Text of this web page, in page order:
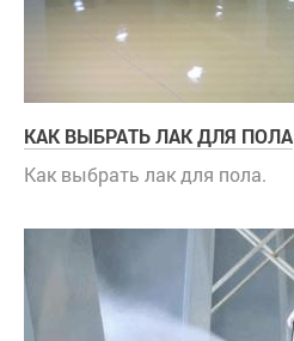
КАК ВЫБРАТЬ ЛАК ДЛЯ ПОЛА
Как выбрать лак для пола.